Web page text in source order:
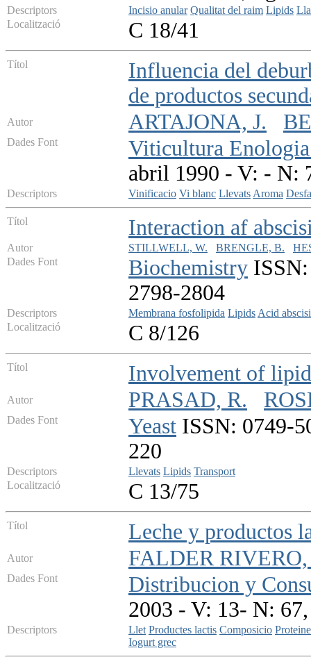
Descriptors Incisio anular Qualitat del raim Lipids
Localització
C 18/41
Títol
Influencia del
de productos
Autor ARTAJONA, J.
Dades Font
Viticultura
abril 1990 - V: - N:
Descriptors Vinificacio Vi blanc LlevatsAroma
Títol Interaction af
Autor STILLWELL, W. BRENGLE, B.
Dades Font
Biochemistry
2798-2804
Descriptors Membrana fosfolipida LipidsAcid
Localització
C 8/126
Títol Involvement of
Autor PRASAD, R.
Dades Font Yeast ISSN: 0749-
220
Descriptors Llevats Lipids Transport
Localització
C 13/75
Títol Leche y productos
Autor FALDER
Dades Font
Distribucion y
2003 - V: 13- N:
Descriptors Llet Productes lactis Composicio
Iogurt grec